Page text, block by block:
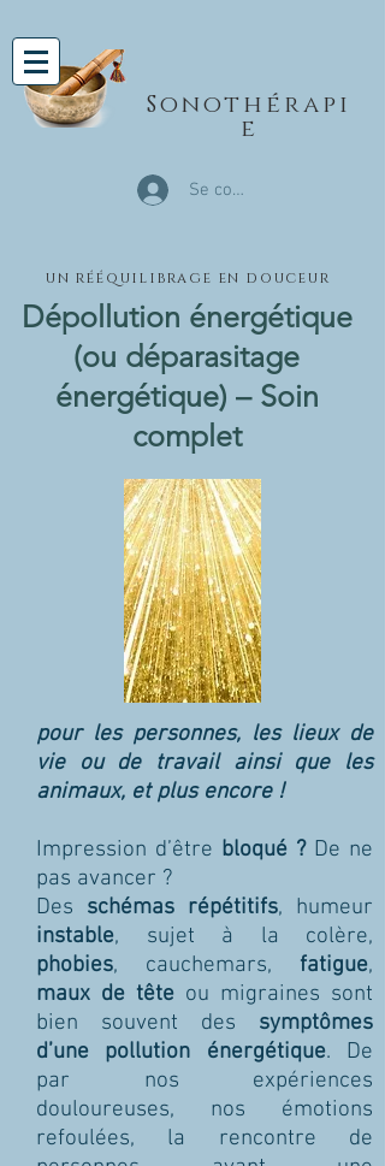
Sonothérapi
e
Se connecter
un rééquilibrage en douceur
Dépollution énergétique
(ou déparasitage
énergétique) – Soin
complet
pour les personnes, les lieux de
vie ou de travail ainsi que les
animaux, et plus encore !
Impression d’être bloqué ?De ne
pas avancer ?
Des schémas répétitifs, humeur
instable, sujet à la colère,
phobies, cauchemars, fatigue,
maux de tête ou migraines sont
bien souvent des symptômes
d’une pollution énergétique. De
par nos expériences
douloureuses, nos émotions
refoulées, la rencontre de